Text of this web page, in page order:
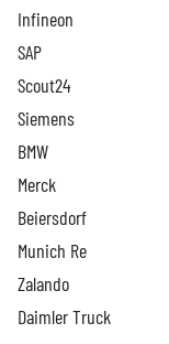
Infineon
SAP
Scout24
Siemens
BMW
Merck
Beiersdorf
Munich Re
Zalando
Daimler Truck